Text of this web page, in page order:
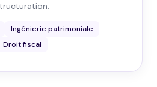
Ingénierie patrimoniale
Droit fiscal